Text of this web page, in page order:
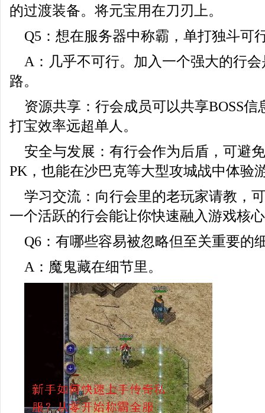
的过渡装备。将元宝用在刀刃上。
Q5：想在服务器中称霸，单打独斗可
A：几乎不可行。加入一个强大的行
路。
资源共享：行会成员可以共享BOSS
打宝效率远超单人。
安全与发展：有行会作为后盾，可避
PK，也能在沙巴克等大型攻城战中体验
学习交流：向行会里的老玩家请教，
一个活跃的行会能让你快速融入游戏核
Q6：有哪些容易被忽略但至关重要的
A：魔鬼藏在细节里。